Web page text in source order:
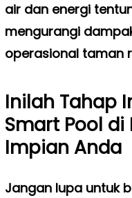
air dan energi
mengurangi
operasional taman
Inilah Tahap
Smart Pool
Impian Anda
Jangan lupa untuk